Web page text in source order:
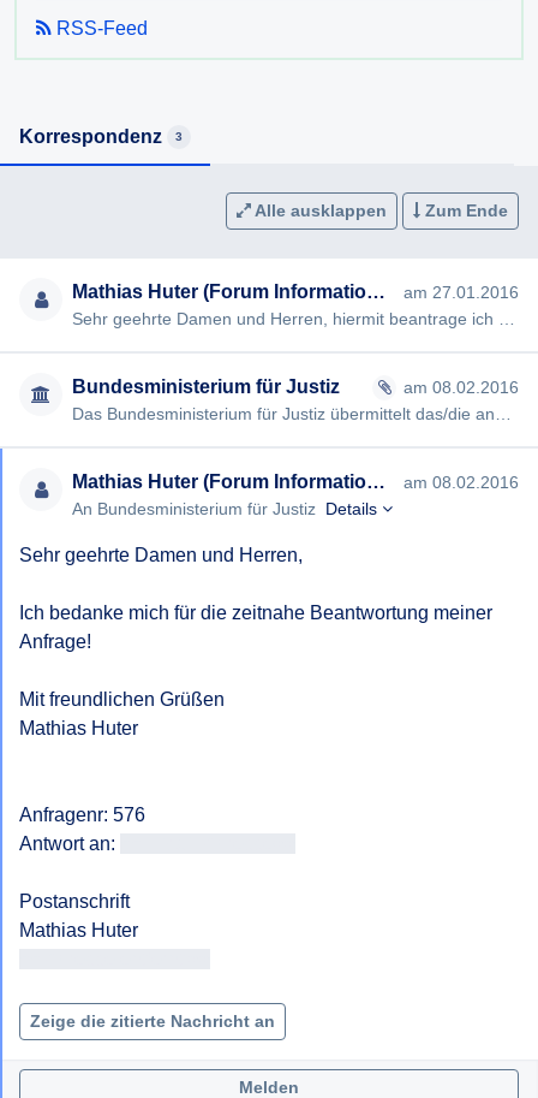
RSS-Feed
Korrespondenz 3
Alle ausklappen Zum Ende
Mathias Huter (Forum Informationsfreiheit)
am 27.01.2016
Bundesministerium für Justiz
am 08.02.2016
Mathias Huter (Forum Informationsfreiheit)
am 08.02.2016
An Bundesministerium für Justiz Details
Sehr geehrte Damen und Herren,
Ich bedanke mich für die zeitnahe Beantwortung meiner
Anfrage!
Mit freundlichen Grüßen
Mathias Huter
Anfragenr: 576
Antwort an:
Postanschrift
Zeige die zitierte Nachricht an
Melden